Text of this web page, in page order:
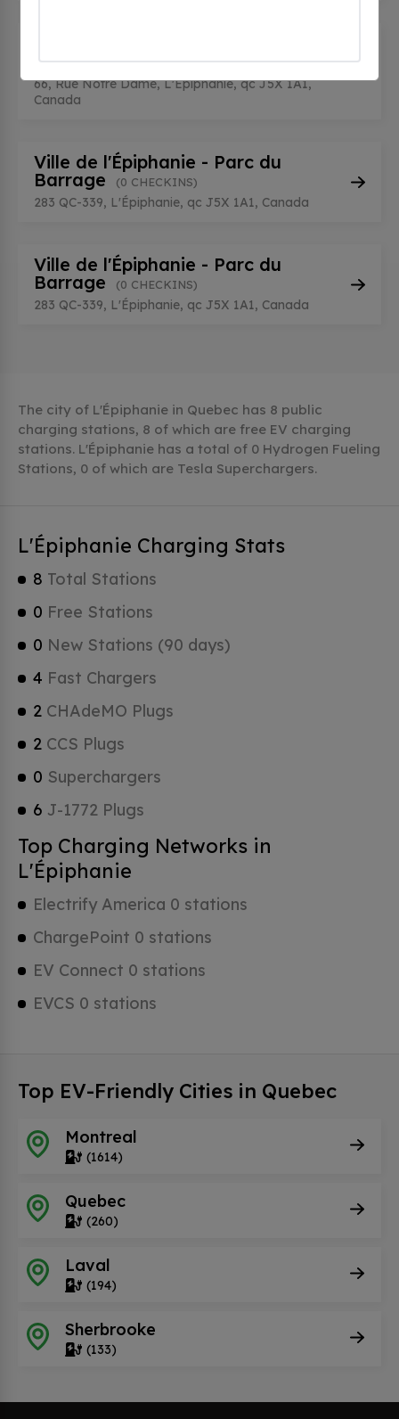
Paquet (0 CHECKINS)
66, Rue Notre Dame, L'Épiphanie, qc J5X 1A1,
Canada
Ville de l'Épiphanie - Parc du
Barrage
(0 CHECKINS)
283 QC-339, L'Épiphanie, qc J5X 1A1, Canada
Ville de l'Épiphanie - Parc du
Barrage
(0 CHECKINS)
283 QC-339, L'Épiphanie, qc J5X 1A1, Canada
The city of L'Épiphanie in Quebec has 8 public
charging stations, 8 of which are free EV charging
stations. L'Épiphanie has a total of 0 Hydrogen Fueling
Stations, 0 of which are Tesla Superchargers.
L'Épiphanie Charging Stats
8 Total Stations
0 Free Stations
0 New Stations (90 days)
4 Fast Chargers
2 CHAdeMO Plugs
2 CCS Plugs
0 Superchargers
6 J-1772 Plugs
Top Charging Networks in
L'Épiphanie
Electrify America 0 stations
ChargePoint 0 stations
EV Connect 0 stations
EVCS 0 stations
Top EV-Friendly Cities in Quebec
Montreal
(1614)
Quebec
(260)
Laval
(194)
Sherbrooke
(133)